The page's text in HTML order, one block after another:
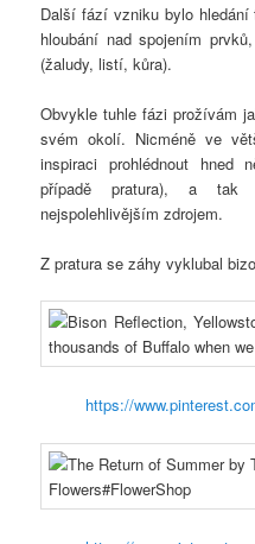
Další fází vzniku bylo hledání
hloubání nad spojením
(žaludy, listí, kůra).
Obvykle tuhle fázi prožívám
svém okolí. Nicméně ve
inspiraci prohlédnout hned
případě pratura), a tak
nejspolehlivějším zdrojem.
Z pratura se záhy vyklubal
https://